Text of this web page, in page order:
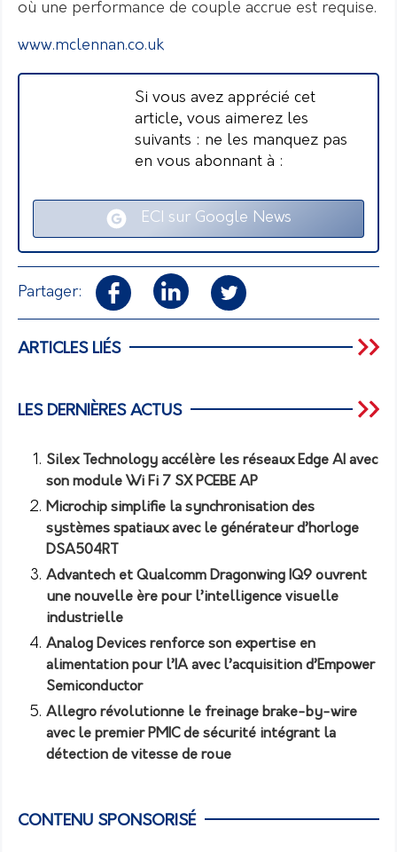
où une performance de couple accrue est requise.
www.mclennan.co.uk
Si vous avez apprécié cet
article, vous aimerez les
suivants : ne les manquez pas
en vous abonnant à :
ECI sur Google News
Partager:
ARTICLES LIÉS
LES DERNIÈRES ACTUS
Silex Technology accélère les réseaux Edge AI avec
son module Wi Fi 7 SX PCEBE AP
Microchip simplifie la synchronisation des
systèmes spatiaux avec le générateur d’horloge
DSA504RT
Advantech et Qualcomm Dragonwing IQ9 ouvrent
une nouvelle ère pour l’intelligence visuelle
industrielle
Analog Devices renforce son expertise en
alimentation pour l’IA avec l’acquisition d’Empower
Semiconductor
Allegro révolutionne le freinage brake-by-wire
avec le premier PMIC de sécurité intégrant la
détection de vitesse de roue
CONTENU SPONSORISÉ